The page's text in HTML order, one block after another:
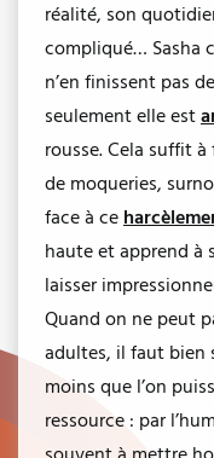
réalité, son
compliqué… Sasha
n’en finissent pas
seulement elle est
rousse. Cela suffit
de moqueries,
face à ce
haute et apprend à
laisser
Quand on ne peut
adultes, il faut bien
moins que l’on
ressource : par